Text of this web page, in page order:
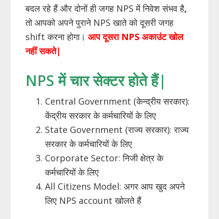
बदल रहे हैं और दोनों ही जगह NPS में निवेश संभव है,
तो आपको अपने पुराने NPS खाते को दूसरी जगह
shift करना होगा।आप दूसरा NPS अकाउंट खोल
नहीं सकते|
NPS में चार सेक्टर होते हैं|
Central Government (केन्द्रीय सरकार):
केंद्रीय सरकार के कर्मचारियों के लिए
State Government (राज्य सरकार): राज्य
सरकार के कर्मचारियों के लिए
Corporate Sector: निजी क्षेत्र के
कर्मचारियों के लिए
All Citizens Model: अगर आप खुद अपने
लिए NPS account खोलते हैं